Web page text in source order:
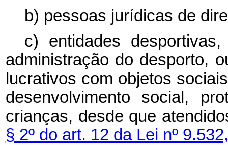
b) pessoas jurídicas de
c) entidades
administração do desporto,
lucrativos com objetos
desenvolvimento social,
crianças, desde que
§ 2º do art. 12 da Lei nº